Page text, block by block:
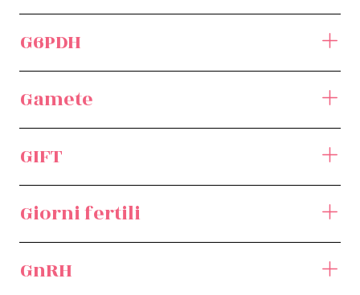
G6PDH
Gamete
GIFT
Giorni fertili
GnRH